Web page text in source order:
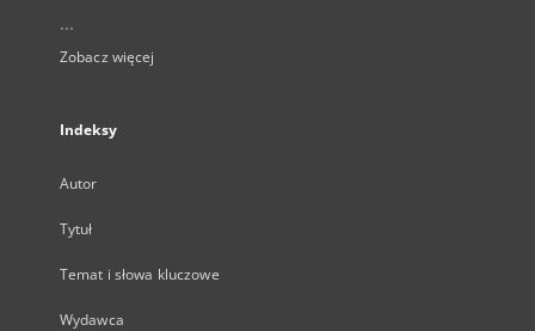
...
Zobacz więcej
Indeksy
Autor
Tytuł
Temat i słowa kluczowe
Wydawca